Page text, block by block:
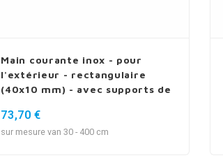
Main courante inox - pour
l'extérieur - rectangulaire
(40x10 mm) - avec supports de
73,70 €
sur mesure van 30 - 400 cm